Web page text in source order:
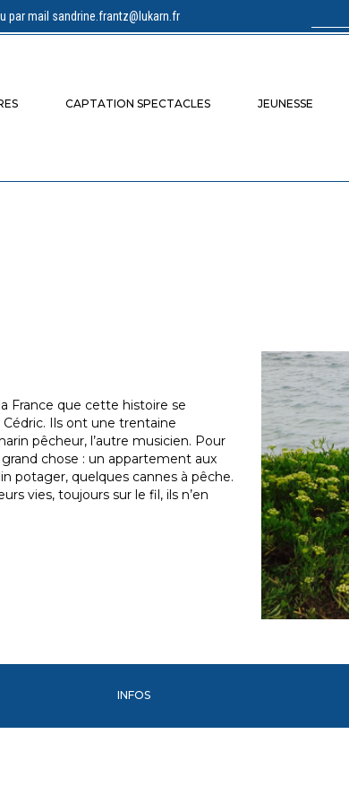
par mail sandrine.frantz@lukarn.fr
CAPTATION SPECTACLES JEUNESSE
France que cette histoire se
Cédric. Ils ont une trentaine
pêcheur, l’autre musicien. Pour
chose : un appartement aux
potager, quelques cannes à pêche.
vies, toujours sur le fil, ils n’en
INFOS